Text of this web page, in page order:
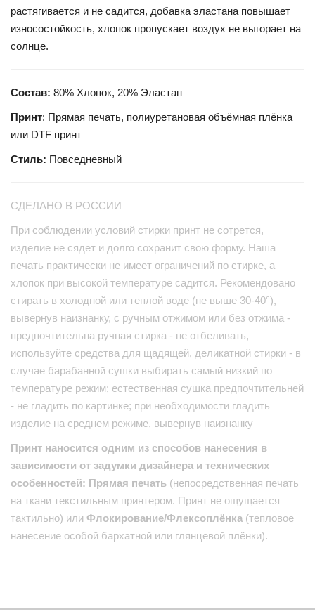
растягивается и не садится, добавка эластана повышает
износостойкость, хлопок пропускает воздух не выгорает на
солнце.
Состав: 80% Хлопок, 20% Эластан
Принт: Прямая печать, полиуретановая объёмная плёнка
или DTF принт
Стиль: Повседневный
СДЕЛАНО В РОССИИ
При соблюдении условий стирки принт не сотрется,
изделие не сядет и долго сохранит свою форму. Наша
печать практически не имеет ограничений по стирке, а
хлопок при высокой температуре садится. Рекомендовано
стирать в холодной или теплой воде (не выше 30-40°),
вывернув наизнанку, с ручным отжимом или без отжима -
предпочтительна ручная стирка - не отбеливать,
используйте средства для щадящей, деликатной стирки - в
случае барабанной сушки выбирать самый низкий по
температуре режим; естественная сушка предпочтительней
- не гладить по картинке; при необходимости гладить
изделие на среднем режиме, вывернув наизнанку
Принт наносится одним из способов нанесения в
зависимости от задумки дизайнера и технических
особенностей: Прямая печать (непосредственная печать
на ткани текстильным принтером. Принт не ощущается
тактильно) или Флокирование/Флексоплёнка (тепловое
нанесение особой бархатной или глянцевой плёнки).